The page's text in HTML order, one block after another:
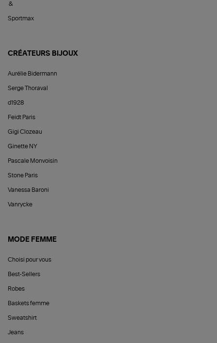
&
Sportmax
CRÉATEURS BIJOUX
Aurélie Bidermann
Serge Thoraval
d1928
Feidt Paris
Gigi Clozeau
Ginette NY
Pascale Monvoisin
Stone Paris
Vanessa Baroni
Vanrycke
MODE FEMME
Choisi pour vous
Best-Sellers
Robes
Baskets femme
Sweatshirt
Jeans